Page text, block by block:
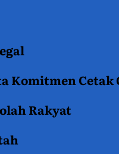
Komitmen Cetak
Rakyat